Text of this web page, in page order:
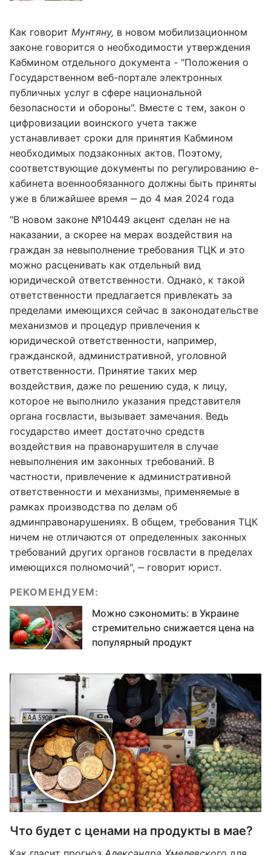
Как говорит Мунтяну, в новом мобилизационном
законе говорится о необходимости утверждения
Кабмином отдельного документа - "Положения о
Государственном веб-портале электронных
публичных услуг в сфере национальной
безопасности и обороны". Вместе с тем, закон о
цифровизации воинского учета также
устанавливает сроки для принятия Кабмином
необходимых подзаконных актов. Поэтому,
соответствующие документы по регулированию е-
кабинета военнообязанного должны быть приняты
уже в ближайшее время ‒ до 4 мая 2024 года
"В новом законе №10449 акцент сделан не на
наказании, а скорее на мерах воздействия на
граждан за невыполнение требования ТЦК и это
можно расценивать как отдельный вид
юридической ответственности. Однако, к такой
ответственности предлагается привлекать за
пределами имеющихся сейчас в законодательстве
механизмов и процедур привлечения к
юридической ответственности, например,
гражданской, административной, уголовной
ответственности. Принятие таких мер
воздействия, даже по решению суда, к лицу,
которое не выполнило указания представителя
органа госвласти, вызывает замечания. Ведь
государство имеет достаточно средств
воздействия на правонарушителя в случае
невыполнения им законных требований. В
частности, привлечение к административной
ответственности и механизмы, применяемые в
рамках производства по делам об
админправонарушениях. В общем, требования ТЦК
ничем не отличаются от определенных законных
требований других органов госвласти в пределах
имеющихся полномочий", ‒ говорит юрист.
РЕКОМЕНДУЕМ:
Можно сэкономить: в Украине
стремительно снижается цена на
популярный продукт
Что будет с ценами на продукты в мае?